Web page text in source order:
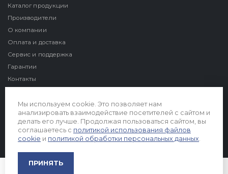
Каталог продукции
Производители
О компании
Оплата и доставка
Сервис и поддержка
Гарантии
Контакты
© 2026. Все права защищены
Мы используем cookie. Это позволяет нам
анализировать взаимодействие посетителей с сайтом и
делать его лучше. Продолжая пользоваться сайтом, вы
соглашаетесь с политикой использования файлов
cookie и политикой обработки персональных данных
ПРИНЯТЬ